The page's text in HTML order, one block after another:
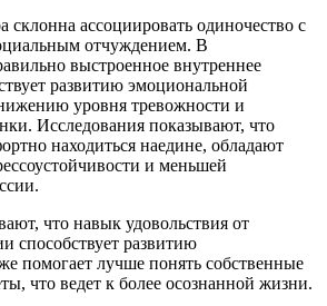
склонна ассоциировать одиночество с
отчуждением. В
выстроенное внутреннее
развитию эмоциональной
уровня тревожности и
Исследования показывают, что
находиться наедине, обладают
и меньшей
что навык удовольствия от
способствует развитию
помогает лучше понять собственные
что ведет к более осознанной жизни.